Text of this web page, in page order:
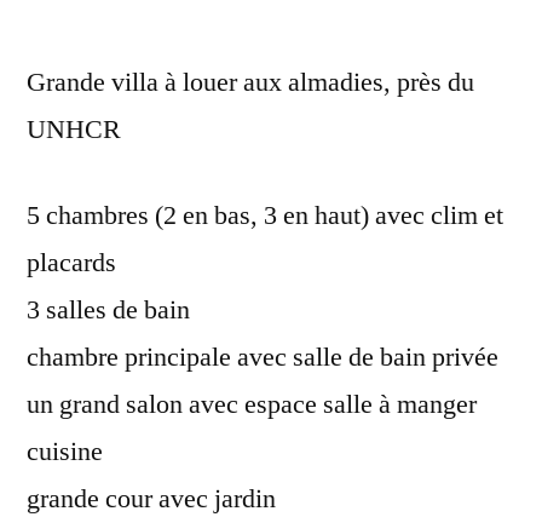
Grande villa à louer aux almadies, près du
UNHCR
5 chambres (2 en bas, 3 en haut) avec clim et
placards
3 salles de bain
chambre principale avec salle de bain privée
un grand salon avec espace salle à manger
cuisine
grande cour avec jardin